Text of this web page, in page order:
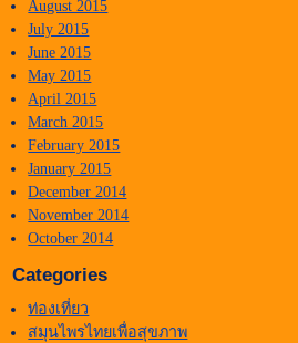
August 2015
July 2015
June 2015
May 2015
April 2015
March 2015
February 2015
January 2015
December 2014
November 2014
October 2014
Categories
ท่องเที่ยว
สมุนไพรไทยเพื่อสุขภาพ